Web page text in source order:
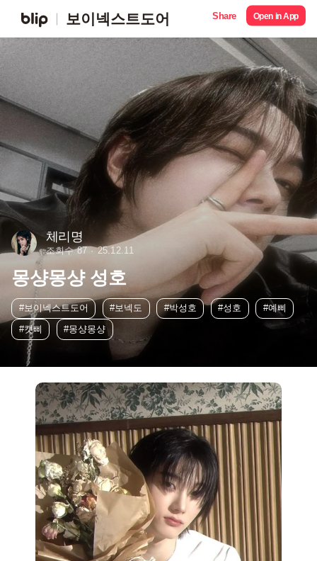
보이넥스트도어 Share Open in App
체리명
조회수 87 25.12.11
몽샹몽샹 성호
#보이넥스트도어 #보넥도 #박성호 #성호
#예삐
#캣삐
#몽샹몽샹